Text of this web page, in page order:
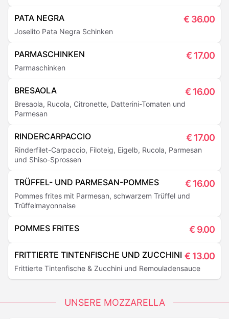
PATA NEGRA € 36.00
Joselito Pata Negra Schinken
PARMASCHINKEN € 17.00
Parmaschinken
BRESAOLA € 16.00
Bresaola, Rucola, Citronette, Datterini-Tomaten und
Parmesan
RINDERCARPACCIO € 17.00
Rinderfilet-Carpaccio, Filoteig, Eigelb, Rucola, Parmesan
und Shiso-Sprossen
TRÜFFEL- UND PARMESAN-POMMES € 16.00
Pommes frites mit Parmesan, schwarzem Trüffel und
Trüffelmayonnaise
POMMES FRITES € 9.00
FRITTIERTE TINTENFISCHE UND ZUCCHINI € 13.00
Frittierte Tintenfische & Zucchini und Remouladensauce
UNSERE MOZZARELLA